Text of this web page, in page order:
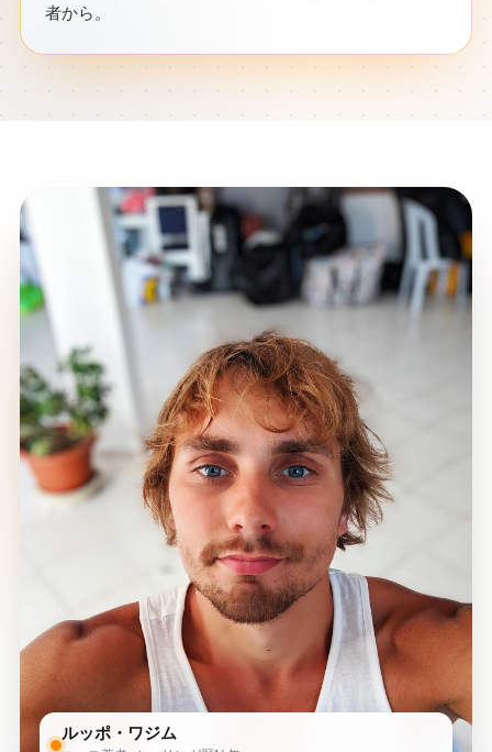
者から。
ルッポ・ワジム